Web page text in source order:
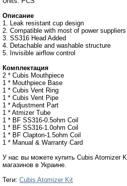
Описание
1. Leak resistant cup design
2. Compatible with most of power
3. SS316 Head Added
4. Detachable and washable structure
5. Invisible airflow control
Комплектация
2 * Cubis Mouthpiece
1 * Mouthpiece Base
1 * Cubis Vent Ring
1 * Cubis Vent Pipe
1 * Adjustment Part
1 * Atmizer Tube
1 * BF SS316-0.5ohm Coil
1 * BF SS316-1.0ohm Coil
1 * BF Clapton-1.5ohm Coil
1 * Manual & Warranty Card
У нас вы можете купить Cubis Atomizer
магазинов в Украине.
Теги: Cubis Atomizer Kit